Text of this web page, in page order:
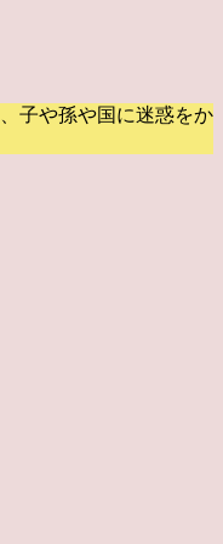
子や孫や国に迷惑をか